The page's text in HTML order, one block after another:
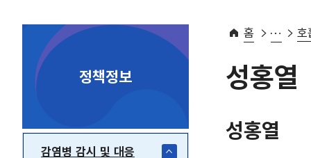
정책정보
감염병 감시 및 대응
홈 호
성홍열
성홍열